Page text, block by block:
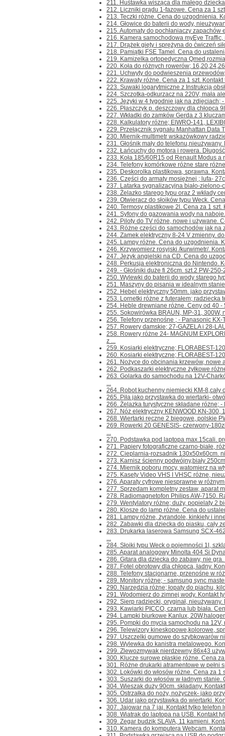
211. Huśtawka wisząca dla małego
212. Liczniki prądu 1-fazowe. Cena za 1
213. Teczki różne. Cena do uzgodnienia.
214. Głowice do baterii do wody,
215. Automaty do pochłaniaczy zapachów
216. Kamera samochodowa myEye
217. Drążek gięty i sprężyna do ćwiczeń
218. Pamiątki FSE Tamel. Cena do
219. Kamizelka ortopedyczna
220. Koła do różnych rowerów;
221. Uchwyty do podwieszenia
222. Krawaty różne. Cena za 1 szt.
223. Suwaki logarytmiczne z Instrukcją
224. Szczotka-odkurzacz na 220V, mała
225. Języki w 4 tygodnie jak na zdjęciach;
226. Płaszczyk p. deszczowy dla chłopca
227. Wkładki do zamków Gerda z 3
228. Kalkulatory różne; ElWRO-141,
229. Przełącznik sygnału Manhattan Data
230. Miernik-multimetr wskazówkowy
231. Głośnik mały do
232. Łańcuchy do motora i rowera.
233. Koła 185/60R15 od Renault Modus a
234. Telefony komórkowe różne stare
235. Deskorolka plastikowa, sprawna.
236. Części do armaty mosiężnej ; lufa-
237. Latarka sygnalizacyjna biało-zielono-
238. Żelazko starego typu oraz 2 wkłady
239. Otwieracz do słoików typu Weck.
240. Termosy plastikowe 2l. Cena za 1 szt.
241. Syfony do gazowania wody na
242. Piloty do TV różne, nowe i używane.
243. Różne części do samochodów jak na
244. Zamek elektryczny 8-24 V zmienny.
245. Lampy różne. Cena do uzgodnienia.
246. Krzywomierz rosyjski /kurwimetr/.
247. Język angielski na CD. Cena do
248. Perkusja elektroniczna do Nintendo.
249. - Głośniki duże fi 26cm. szt.2 PW-
250. Wylewki do baterii do wody starego
251. Maszyny do pisania w idealnym
252. Hebel elektryczny 50mm. jako
253. Lornetki różne z futerałem; radziecka
254. Heble drewniane różne. Ceny od 40 -
255. Sokowirówka BRAUN, MP-31, 300W,
256. Telefony przenośne ; - Panasonic KX-
257. Rowery damskie; 27-GAZELA i 28-
258. Rowery różne 24- MAGNUM
z ...
259. Kosiarki elektryczne; FLORABEST-
260. Kosiarki elektryczne; FLORABEST-
261. Nożyce do obcinania krzewów, nowe
262. Podkaszarki elektryczne żyłkowe
263. Golarka do samochodu na 12V-
...
264. Robot kuchenny niemiecki KM-8,cały
265. Piła jako przystawka do wiertarki-
266. Żelazka turystyczne składane różne;
267. Nóż elektryczny KENWOOD KN-300,
268. Wiertarki ręczne 2 biegowe, polskie
269. Rowerki 20 GENESIS- czerwony-
...
270. Podstawka pod laptopa max.15cali.
271. Papiery fotograficzne czarno-białe,
272. Cieplarnia-rozsadnik 130x50x60cm.
273. Karnisz ścienny podwójny,biały
274. Miernik poboru mocy, watomierz na
275. Kasety Video VHS I VHSC różne,
276. Aparaty cyfrowe niesprawne w
277. Sprzedam kompletny zestaw, aparat
278. Radiomagnetofon Philips AW-7150.
279. Wentylatory różne; duży, popielaty 2
280. Klosze do lamp różne. Cena do
281. Lampy różne, żyrandole, kinkiety i
282. Zabawki dla dziecka do piasku, cały
283. Drukarka laserowa Samsung SCX-
...
284. Słoiki typu Weck o pojemności 1l,
285. Aparat analogowy Minolta 404 Si
286. Gitara dla dziecka do zabawy, nie
287. Fotel obrotowy dla chłopca, ładny.
288. Telefony stacjonarne, przenośne w
289. Monitory różne; - samsung sync
290. Narzędzia różne; łopaty do piachu,
291. Wodomierz do zimnej wody. Kontakt
292. Sierp radziecki, oryginał, nieużywany.
293. Kawiarki PICCO, czarna lub biała.
294. Lampki biurkowe Kanlux,
295. Pompki do mycia samochodu na 12V,
296. Telewizory kineskopowe,kolorowe,
297. Uszczelki gumowe do szybkowarów
298. Wylewka do kanistra metalowego.
299. Zlewozmywak nierdzewny 86x43
300. Klucze surowe płaskie,różne. Cena
301. Różne drukarki atramentowe w pełni
302. Lokówki do włosów różne. Cena za 1
303. Suszarki do włosów w ładnym
304. Wieszak duży 90cm. składany.
305. Ostrzałka do noży, nożyczek- jako
306. Udar jako przystawka do wiertarki.
307. Jajowar na 7 jaj. Kontakt tylko telefon
308. Wiatrak do laptopa na USB. Kontakt
309. Zegar budzik SLAVA, 11 kamieni.
310. Kamera do komputera Webcam.